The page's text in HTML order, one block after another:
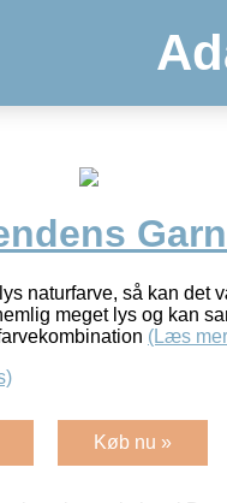
naturfarve, så kan det
meget lys og kan
(Læs
Køb nu »